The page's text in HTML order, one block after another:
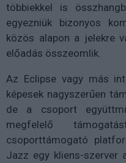
többiekkel is
egyezniük bizonyos
közös alapon a jelekre
előadás összeomlik.
Az Eclipse vagy más
képesek nagyszerűen
de a csoport
megfelelő
csoporttámogató
Jazz egy kliens-szerver